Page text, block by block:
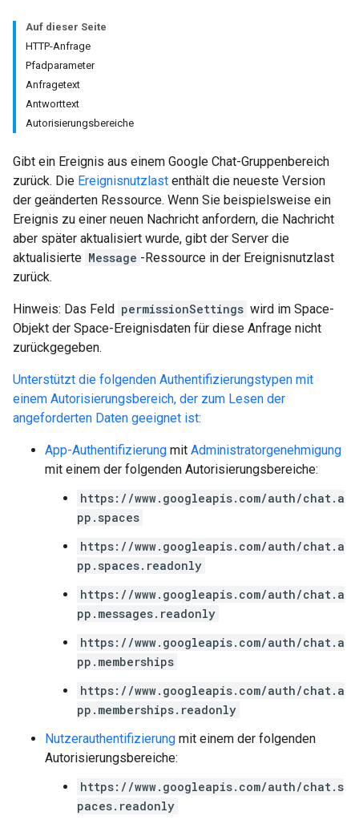
Auf dieser Seite
HTTP-Anfrage
Pfadparameter
Anfragetext
Antworttext
Autorisierungsbereiche
Gibt ein Ereignis aus einem Google Chat-Gruppenbereich
zurück. Die Ereignisnutzlast enthält die neueste Version
der geänderten Ressource. Wenn Sie beispielsweise ein
Ereignis zu einer neuen Nachricht anfordern, die Nachricht
aber später aktualisiert wurde, gibt der Server die
aktualisierte Message -Ressource in der Ereignisnutzlast
zurück.
Hinweis: Das Feld permissionSettings wird im Space-
Objekt der Space-Ereignisdaten für diese Anfrage nicht
zurückgegeben.
Unterstützt die folgenden Authentifizierungstypen mit
einem Autorisierungsbereich, der zum Lesen der
angeforderten Daten geeignet ist:
App-Authentifizierung mit Administratorgenehmigung
mit einem der folgenden Autorisierungsbereiche:
https://www.googleapis.com/auth/chat.a
pp.spaces
https://www.googleapis.com/auth/chat.a
pp.spaces.readonly
https://www.googleapis.com/auth/chat.a
pp.messages.readonly
https://www.googleapis.com/auth/chat.a
pp.memberships
https://www.googleapis.com/auth/chat.a
pp.memberships.readonly
Nutzerauthentifizierung mit einem der folgenden
Autorisierungsbereiche:
https://www.googleapis.com/auth/chat.s
paces.readonly